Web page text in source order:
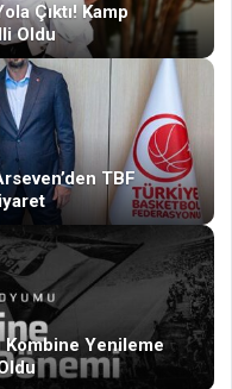
Çıktı! Kamp
Oldu
TBF
Kombine Yenileme